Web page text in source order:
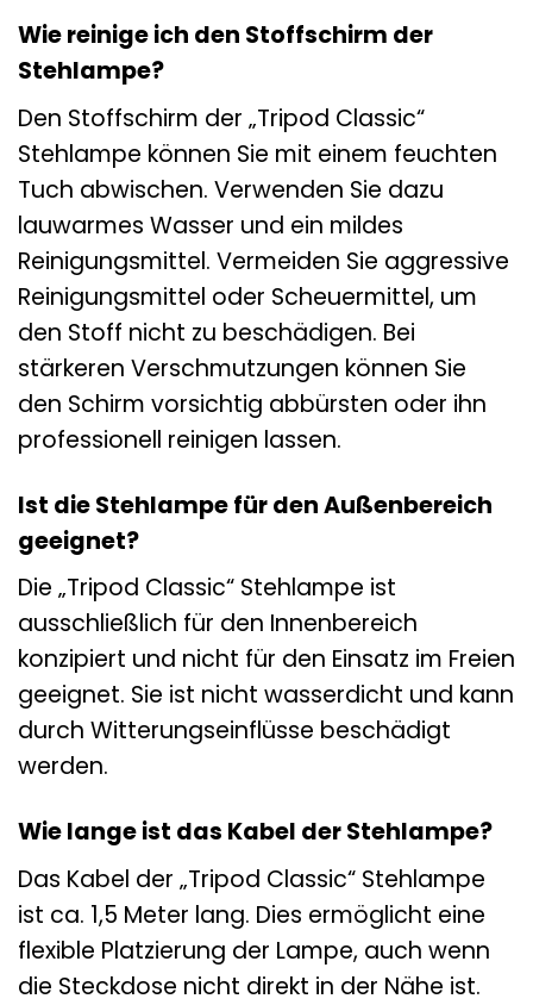
Wie reinige ich den Stoffschirm der
Stehlampe?
Den Stoffschirm der „Tripod Classic“
Stehlampe können Sie mit einem feuchten
Tuch abwischen. Verwenden Sie dazu
lauwarmes Wasser und ein mildes
Reinigungsmittel. Vermeiden Sie aggressive
Reinigungsmittel oder Scheuermittel, um
den Stoff nicht zu beschädigen. Bei
stärkeren Verschmutzungen können Sie
den Schirm vorsichtig abbürsten oder ihn
professionell reinigen lassen.
Ist die Stehlampe für den Außenbereich
geeignet?
Die „Tripod Classic“ Stehlampe ist
ausschließlich für den Innenbereich
konzipiert und nicht für den Einsatz im Freien
geeignet. Sie ist nicht wasserdicht und kann
durch Witterungseinflüsse beschädigt
werden.
Wie lange ist das Kabel der Stehlampe?
Das Kabel der „Tripod Classic“ Stehlampe
ist ca. 1,5 Meter lang. Dies ermöglicht eine
flexible Platzierung der Lampe, auch wenn
die Steckdose nicht direkt in der Nähe ist.